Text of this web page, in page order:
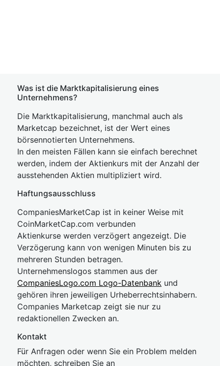
Was ist die Marktkapitalisierung eines
Unternehmens?
Die Marktkapitalisierung, manchmal auch als
Marketcap bezeichnet, ist der Wert eines
börsennotierten Unternehmens.
In den meisten Fällen kann sie einfach berechnet
werden, indem der Aktienkurs mit der Anzahl der
ausstehenden Aktien multipliziert wird.
Haftungsausschluss
CompaniesMarketCap ist in keiner Weise mit
CoinMarketCap.com verbunden
Aktienkurse werden verzögert angezeigt. Die
Verzögerung kann von wenigen Minuten bis zu
mehreren Stunden betragen.
Unternehmenslogos stammen aus der
CompaniesLogo.com Logo-Datenbank und
gehören ihren jeweiligen Urheberrechtsinhabern.
Companies Marketcap zeigt sie nur zu
redaktionellen Zwecken an.
Kontakt
Für Anfragen oder wenn Sie ein Problem melden
möchten, schreiben Sie an